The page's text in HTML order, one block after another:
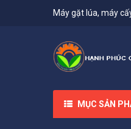
Máy gặt lúa, máy
MỤC SẢN